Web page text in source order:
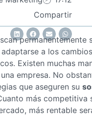
Compartir
permanentemente
a los
Existen muchas
empresa. No
que aseguren su
más competitiva
más rentable